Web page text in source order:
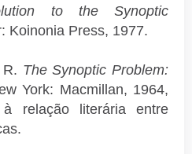
to the Synoptic
Koinonia Press, 1977.
The Synoptic Problem:
York: Macmillan, 1964,
à relação literária entre